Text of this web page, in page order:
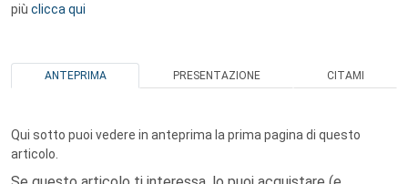
più clicca qui
ANTEPRIMA PRESENTAZIONE CITAMI
Qui sotto puoi vedere in anteprima la prima pagina di questo
articolo.